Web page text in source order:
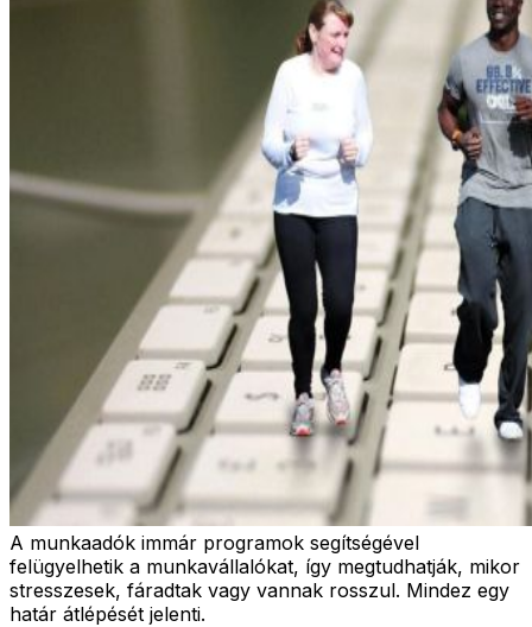
A munkaadók immár programok segítségével
felügyelhetik a munkavállalókat, így megtudhatják, mikor
stresszesek, fáradtak vagy vannak rosszul. Mindez egy
határ átlépését jelenti.